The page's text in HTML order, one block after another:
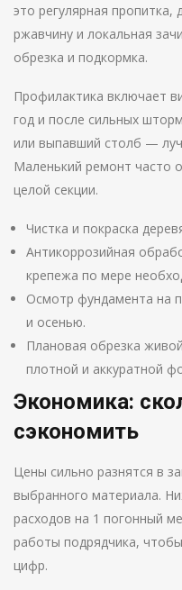
это регулярная
ржавчину и локальная
обрезка и подкормка.
Профилактика включает
год и после сильных
или выпавший столб —
Маленький ремонт часто
целой секции.
Чистка и покраска
Антикоррозийная
крепежа по мере
Осмотр фундамента на
и осенью.
Плановая обрезка
плотной и аккуратной
Экономика:
сэкономить
Цены сильно разнятся в
выбранного материала.
расходов на 1 погонный
работы подрядчика,
цифр.